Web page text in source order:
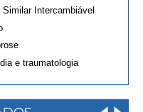
Similar Intercambiável
e traumatologia